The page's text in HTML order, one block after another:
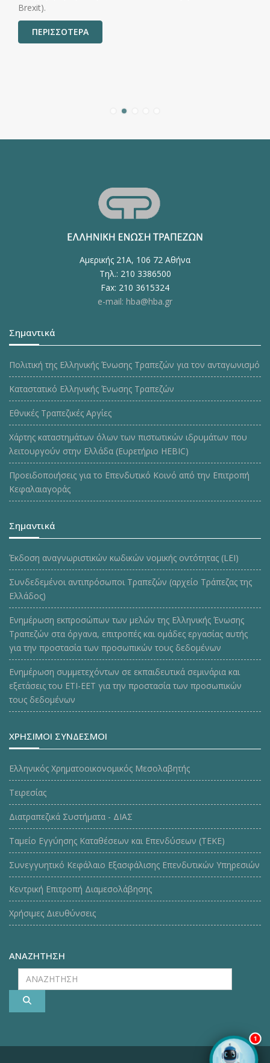
1
Brexit).
ΠΕΡΙΣΣΟΤΕΡΑ
Αμερικής 21Α, 106 72 Αθήνα
Τηλ.: 210 3386500
Fax: 210 3615324
e-mail: hba@hba.gr
Σημαντικά
Πολιτική της Ελληνικής Ένωσης Τραπεζών για τον ανταγωνισμό
Καταστατικό Ελληνικής Ένωσης Τραπεζών
Εθνικές Τραπεζικές Αργίες
Χάρτης καταστημάτων όλων των πιστωτικών ιδρυμάτων που
λειτουργούν στην Ελλάδα (Ευρετήριο HEBIC)
Προειδοποιήσεις για το Επενδυτικό Κοινό από την Επιτροπή
Κεφαλαιαγοράς
Σημαντικά
Έκδοση αναγνωριστικών κωδικών νομικής οντότητας (LEI)
Συνδεδεμένοι αντιπρόσωποι Τραπεζών (αρχείο Τράπεζας της
Ελλάδος)
Ενημέρωση εκπροσώπων των μελών της Ελληνικής Ένωσης
Τραπεζών στα όργανα, επιτροπές και ομάδες εργασίας αυτής
για την προστασία των προσωπικών τους δεδομένων
Ενημέρωση συμμετεχόντων σε εκπαιδευτικά σεμινάρια και
εξετάσεις του ΕΤΙ-ΕΕΤ για την προστασία των προσωπικών
τους δεδομένων
ΧΡΗΣΙΜΟΙ ΣΥΝΔΕΣΜΟΙ
Ελληνικός Χρηματοοικονομικός Μεσολαβητής
Τειρεσίας
Διατραπεζικά Συστήματα - ΔΙΑΣ
Ταμείο Εγγύησης Καταθέσεων και Επενδύσεων (ΤΕΚE)
Συνεγγυητικό Κεφάλαιο Εξασφάλισης Επενδυτικών Υπηρεσιών
Κεντρική Επιτροπή Διαμεσολάβησης
Χρήσιμες Διευθύνσεις
ΑΝΑΖΗΤΗΣΗ
ΑΝΑΖΗΤΗΣΗ